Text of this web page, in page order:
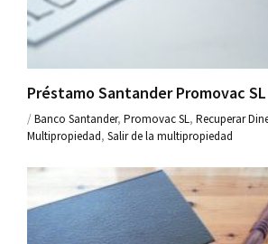
Préstamo Santander Promovac SL
/Banco Santander, Promovac SL, Recuperar
Multipropiedad, Salir de la multipropiedad